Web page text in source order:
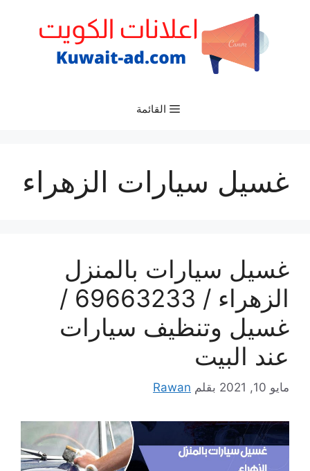
القائمة
غسيل سيارات الزهراء
غسيل سيارات بالمنزل
الزهراء / 69663233 /
غسيل وتنظيف سيارات
عند البيت
مايو 10, 2021 بقلم Rawan